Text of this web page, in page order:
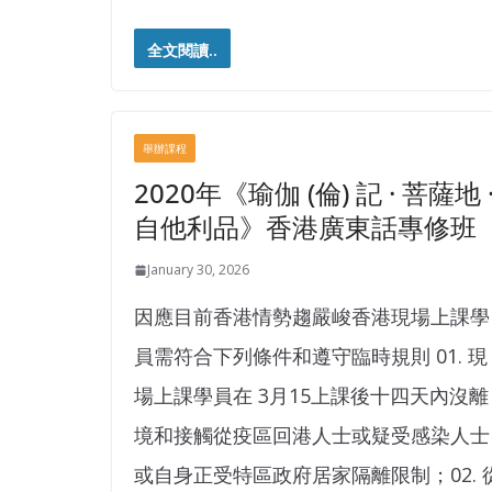
全文閱讀..
舉辦課程
2020年《瑜伽 (倫) 記 · 菩薩地
自他利品》香港廣東話專修班
January 30, 2026
因應目前香港情勢趨嚴峻香港現場上課學
員需符合下列條件和遵守臨時規則 01. 現
場上課學員在 3月15上課後十四天內沒離
境和接觸從疫區回港人士或疑受感染人士
或自身正受特區政府居家隔離限制；02.